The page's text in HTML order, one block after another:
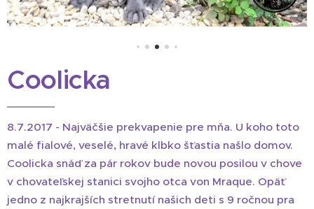
Coolicka
8.7.2017 - Najväčšie prekvapenie pre mňa. U koho toto
malé fialové, veselé, hravé klbko šťastia našlo domov.
Coolicka snáď za pár rokov bude novou posilou v chove
v chovateľskej stanici svojho otca von Mraque. Opäť
jedno z najkrajších stretnutí našich deti s 9 ročnou pra